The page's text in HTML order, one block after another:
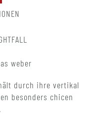
weber
durch ihre vertikal
besonders chicen